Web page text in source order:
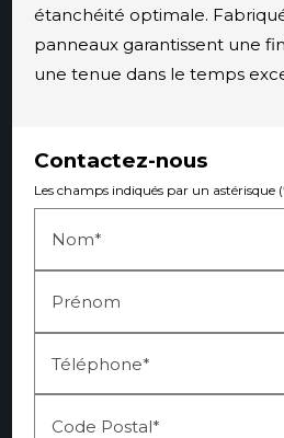
étanchéité optimale.
panneaux garantissent une
une tenue dans le temps
Contactez-nous
Les champs indiqués par un astérisque
Nom*
Prénom
Téléphone*
Code Postal*